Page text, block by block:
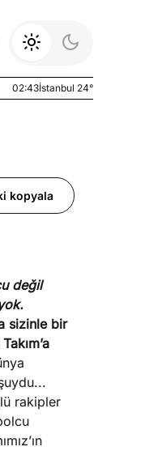
02:43İstanbul 24°
kopyala
değil
sizinle bir
rakipler